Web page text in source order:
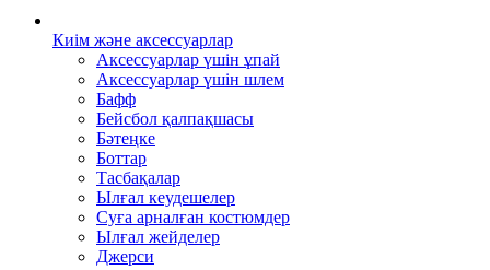
Киім және аксессуарлар
Аксессуарлар үшін ұпай
Аксессуарлар үшін шлем
Бафф
Бейсбол қалпақшасы
Бәтеңке
Боттар
Тасбақалар
Ылғал кеудешелер
Суға арналған костюмдер
Ылғал жейделер
Джерси